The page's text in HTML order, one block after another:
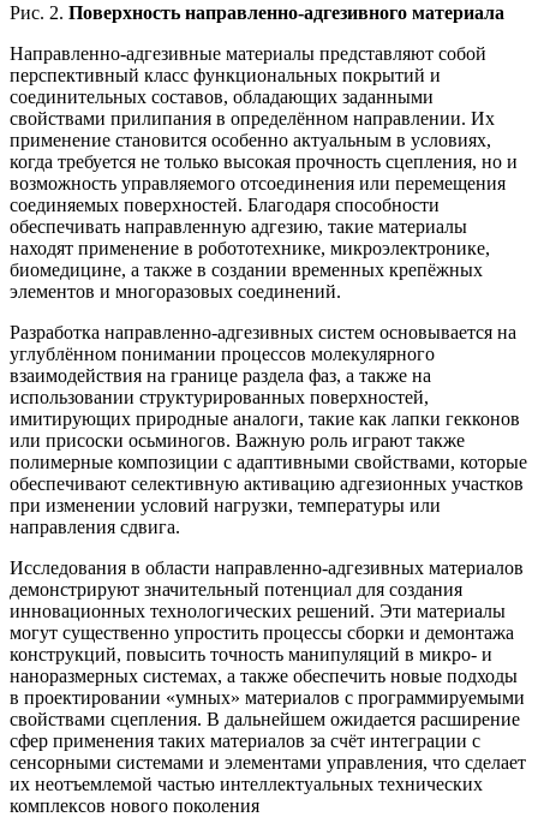
Рис. 2. Поверхность направленно-адгезивного материала
Направленно-адгезивные материалы представляют собой
перспективный класс функциональных покрытий и
соединительных составов, обладающих заданными
свойствами прилипания в определённом направлении. Их
применение становится особенно актуальным в условиях,
когда требуется не только высокая прочность сцепления, но и
возможность управляемого отсоединения или перемещения
соединяемых поверхностей. Благодаря способности
обеспечивать направленную адгезию, такие материалы
находят применение в робототехнике, микроэлектронике,
биомедицине, а также в создании временных крепёжных
элементов и многоразовых соединений.
Разработка направленно-адгезивных систем основывается на
углублённом понимании процессов молекулярного
взаимодействия на границе раздела фаз, а также на
использовании структурированных поверхностей,
имитирующих природные аналоги, такие как лапки гекконов
или присоски осьминогов. Важную роль играют также
полимерные композиции с адаптивными свойствами, которые
обеспечивают селективную активацию адгезионных участков
при изменении условий нагрузки, температуры или
направления сдвига.
Исследования в области направленно-адгезивных материалов
демонстрируют значительный потенциал для создания
инновационных технологических решений. Эти материалы
могут существенно упростить процессы сборки и демонтажа
конструкций, повысить точность манипуляций в микро- и
наноразмерных системах, а также обеспечить новые подходы
в проектировании «умных» материалов с программируемыми
свойствами сцепления. В дальнейшем ожидается расширение
сфер применения таких материалов за счёт интеграции с
сенсорными системами и элементами управления, что сделает
их неотъемлемой частью интеллектуальных технических
комплексов нового поколения